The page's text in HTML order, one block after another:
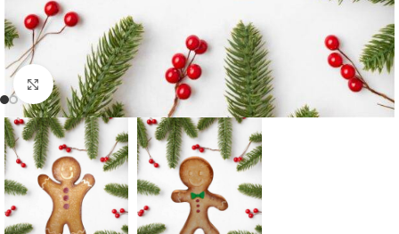
Click to enlarge